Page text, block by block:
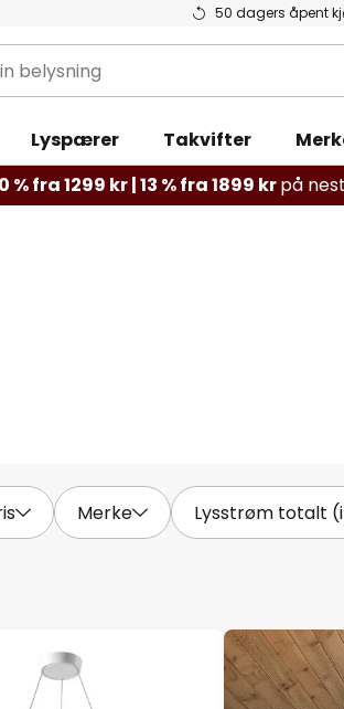
50 dagers åpent
Lyspærer Takvifter
fra 1299 kr | 13 % fra 1899 krpå
Merke Lysstrøm totalt